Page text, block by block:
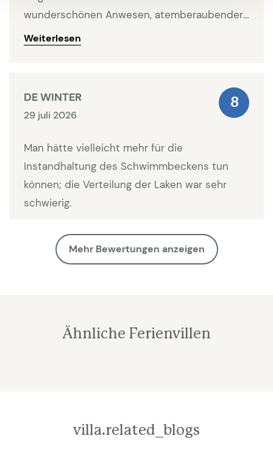
vorab bei uns angefragt werden. Bitte nennen Sie
Reisegruppe besteht und wieviele hiervon über 18
wunderschönen Anwesen, atemberaubender
Aussicht und angenehmer Umgebung. Leider
sich nicht gut regulieren, die Dusche in einem
anderen ist defekt, in einem Schlafzimmer
fehlen die Verdunklungsrollos, und nicht alle
Lampen funktionieren – …).
Weiterlesen
DE WINTER
29 juli 2026
8
Man hätte vielleicht mehr für die
Instandhaltung des Schwimmbeckens tun
können; die Verteilung der Laken war sehr
schwierig.
Mehr Bewertungen anzeigen
Ähnliche Ferienvillen
villa.related_blogs